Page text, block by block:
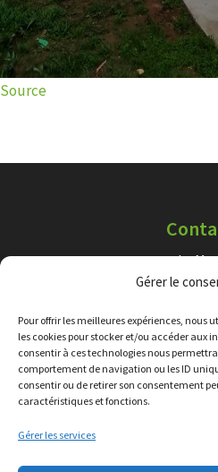
Gérer le
Pour offrir les meilleures expériences, nous
les cookies pour stocker et/ou accéder aux
consentir à ces technologies nous
comportement de navigation ou les ID
consentir ou de retirer son consentement
caractéristiques et fonctions.
Gérer les services
Source
Le
29410 Loc-
Plan